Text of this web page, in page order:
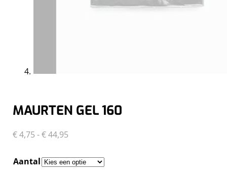
MAURTEN GEL 160
€4,75 - €44,95
tot
€ 44,95
Aantal